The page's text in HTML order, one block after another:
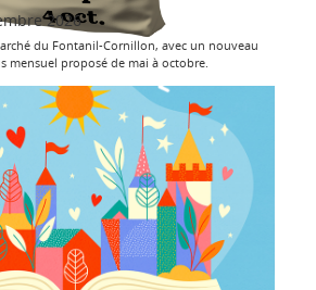
2026
du Fontanil-Cornillon, avec un nouveau
mensuel proposé de mai à octobre.